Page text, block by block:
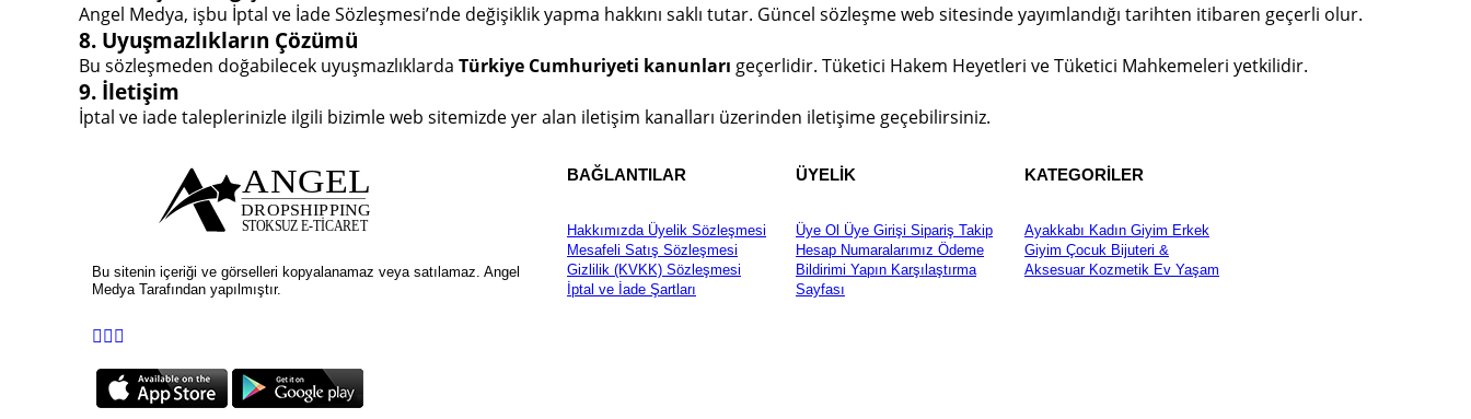
Angel Medya, işbu İptal ve İade Sözleşmesi’nde değişiklik yapma hakkını saklı tutar. Güncel sözleşme web sitesinde yayımlandığı tarihten itibaren geçerli olur.
8. Uyuşmazlıkların Çözümü
Bu sözleşmeden doğabilecek uyuşmazlıklarda Türkiye Cumhuriyeti kanunları geçerlidir. Tüketici Hakem Heyetleri ve Tüketici Mahkemeleri yetkilidir.
9. İletişim
İptal ve iade taleplerinizle ilgili bizimle web sitemizde yer alan iletişim kanalları üzerinden iletişime geçebilirsiniz.
Bu sitenin içeriği ve görselleri kopyalanamaz veya satılamaz. Angel
Medya Tarafından yapılmıştır.
BAĞLANTILAR
HakkımızdaÜyelik Sözleşmesi
Mesafeli Satış Sözleşmesi
Gizlilik (KVKK) Sözleşmesi
İptal ve İade Şartları
ÜYELİK
Üye Ol Üye Girişi Sipariş Takip
Hesap Numaralarımız Ödeme
Bildirimi Yapın Karşılaştırma
Sayfası
KATEGORİLER
Ayakkabı Kadın Giyim Erkek
Giyim Çocuk Bijuteri &
AksesuarKozmetik Ev Yaşam